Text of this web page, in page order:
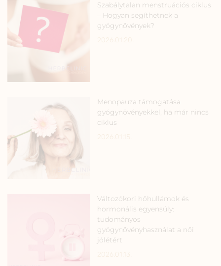
Szabálytalan menstruációs ciklus
– Hogyan segíthetnek a
gyógynövények?
Menopauza támogatása
gyógynövényekkel, ha már nincs
ciklus
Változókori hőhullámok és
hormonális egyensúly:
tudományos
gyógynövényhasználat a női
jólétért